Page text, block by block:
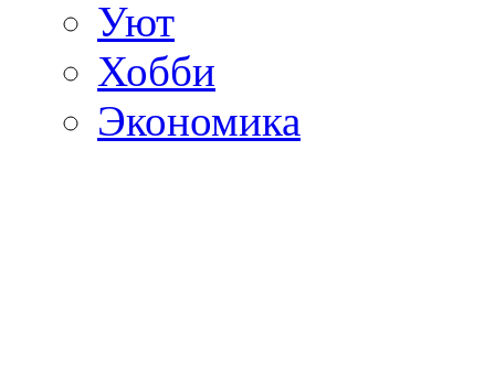
Уют
Хобби
Экономика